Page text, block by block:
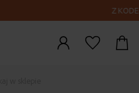
Z KODEM